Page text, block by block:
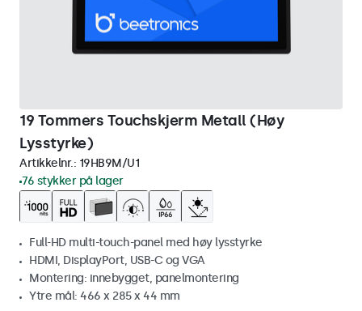
19 Tommers Touchskjerm Metall (Høy
Lysstyrke)
Artikkelnr.: 19HB9M/U1
76 stykker på lager
Full-HD multi-touch-panel med høy lysstyrke
HDMI, DisplayPort, USB-C og VGA
Montering: innebygget, panelmontering
Ytre mål: 466 x 285 x 44 mm